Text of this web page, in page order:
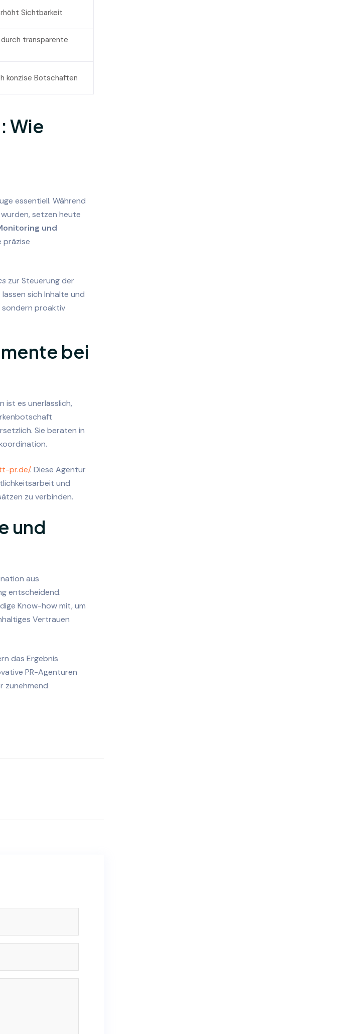
Sichtbarkeit
transparente
konzise Botschaften
Wie
essentiell. Während
setzen heute
und
präzise
zur Steuerung der
sich Inhalte und
sondern proaktiv
bei
ist es unerlässlich,
Sie beraten in
pr.de/. Diese Agentur
und
zu verbinden.
und
aus
entscheidend.
Know-how mit, um
Vertrauen
das Ergebnis
PR-Agenturen
zunehmend